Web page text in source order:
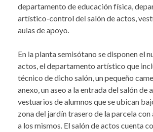
departamento de educación física,
artístico-control del salón de actos,
aulas de apoyo.
En la planta semisótano se disponen el
actos, el departamento artístico que
técnico de dicho salón, un pequeño
anexo, un aseo a la entrada del salón de
vestuarios de alumnos que se ubican
zona del jardín trasero de la parcela
a los mismos. El salón de actos cuenta